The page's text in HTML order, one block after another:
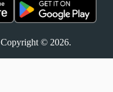
Copyright © 2026.